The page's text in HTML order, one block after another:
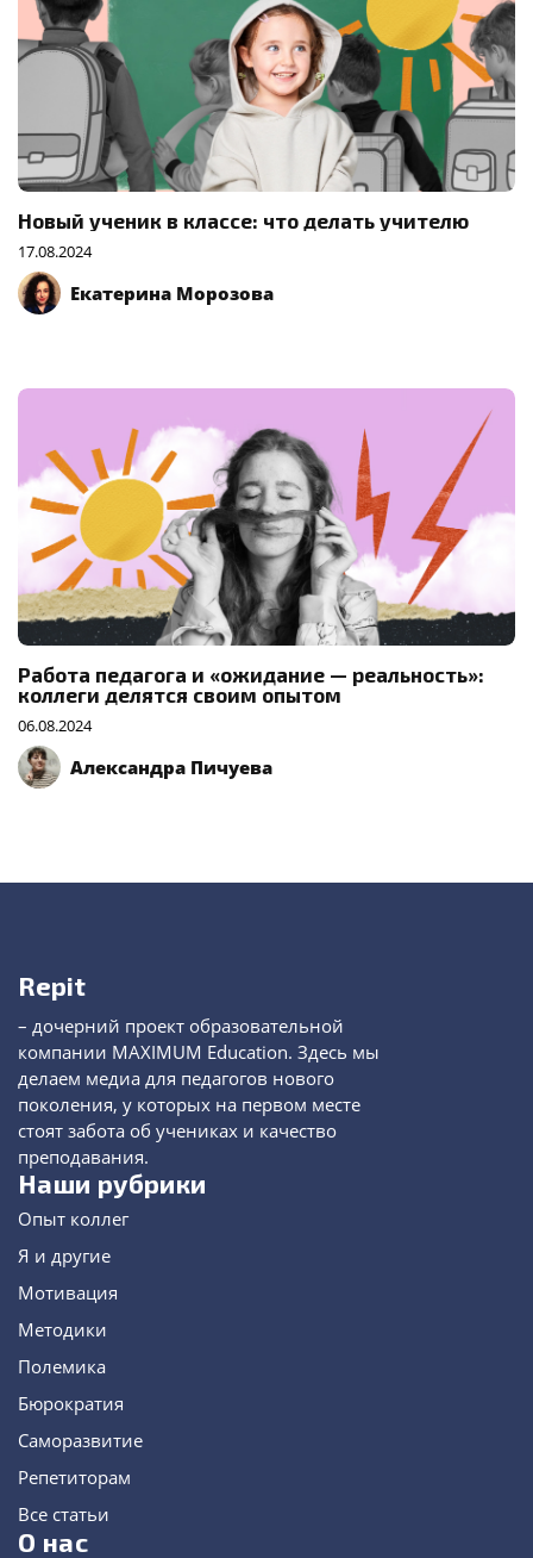
Новый ученик в классе: что делать учителю
17.08.2024
Екатерина Морозова
Работа педагога и «ожидание — реальность»:
коллеги делятся своим опытом
06.08.2024
Александра Пичуева
Repit
– дочерний проект образовательной
компании MAXIMUM Education. Здесь мы
делаем медиа для педагогов нового
поколения, у которых на первом месте
стоят забота об учениках и качество
преподавания.
Наши рубрики
Опыт коллег
Я и другие
Мотивация
Методики
Полемика
Бюрократия
Саморазвитие
Репетиторам
Все статьи
О нас